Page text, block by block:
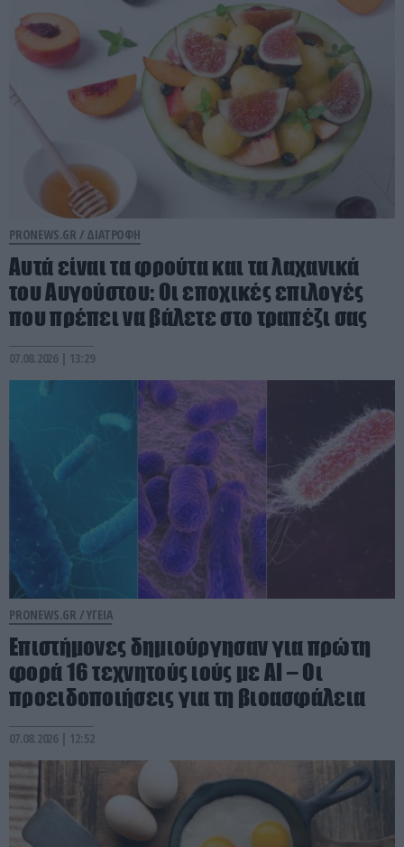
PRONEWS.GR / ΔΙΑΤΡΟΦΗ
Αυτά είναι τα φρούτα και τα λαχανικά
του Αυγούστου: Οι εποχικές επιλογές
που πρέπει να βάλετε στο τραπέζι σας
07.08.2026 | 13:29
PRONEWS.GR /ΥΓΕΙΑ
Επιστήμονες δημιούργησαν για πρώτη
φορά 16 τεχνητούς ιούς με AI – Οι
προειδοποιήσεις για τη βιοασφάλεια
07.08.2026 | 12:52